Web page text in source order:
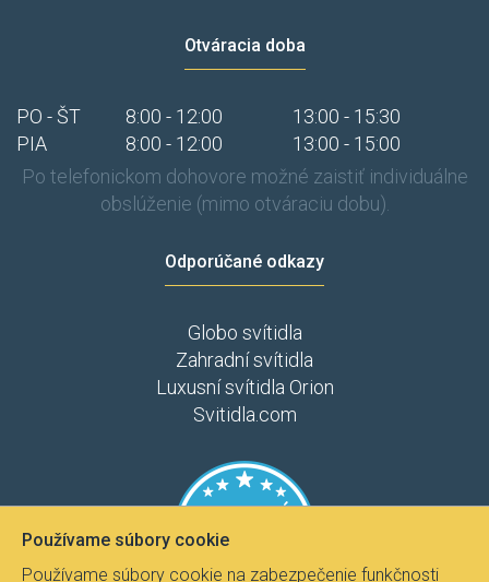
Otváracia doba
PO - ŠT 8:00 - 12:00
13:00 - 15:30
PIA
8:00 - 12:00
13:00 - 15:00
Po telefonickom dohovore možné zaistiť individuálne
obslúženie (mimo otváraciu dobu).
Odporúčané odkazy
Globo svítidla
Zahradní svítidla
Luxusní svítidla Orion
Svitidla.com
Používame súbory cookie
Používame súbory cookie na zabezpečenie funkčnosti